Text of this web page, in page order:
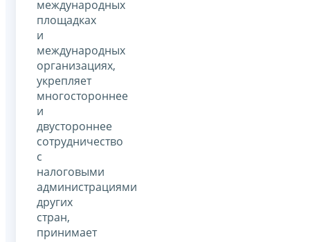
международных
площадках
и
международных
организациях,
укрепляет
многостороннее
и
двустороннее
сотрудничество
с
налоговыми
администрациями
других
стран,
принимает